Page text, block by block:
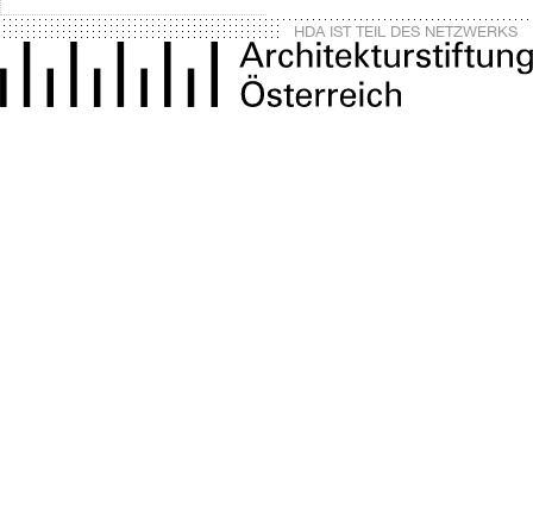
HDA IST TEIL DES NETZWERKS